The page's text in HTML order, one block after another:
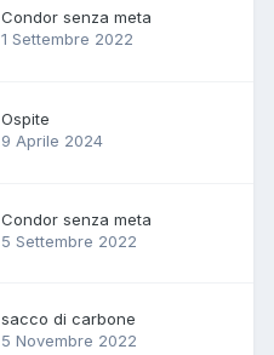
Condor senza meta
1 Settembre 2022
Ospite
9 Aprile 2024
Condor senza meta
5 Settembre 2022
sacco di carbone
5 Novembre 2022